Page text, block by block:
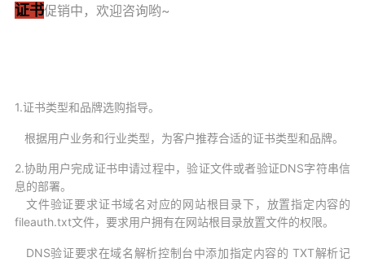
证书促销中，欢迎咨询哟~
1.证书类型和品牌选购指导。
根据用户业务和行业类型，为客户推荐合适的证书类型和品牌。
2.协助用户完成证书申请过程中，验证文件或者验证DNS字符串信
息的部署。
文件验证要求证书域名对应的网站根目录下，放置指定内容的
fileauth.txt文件，要求用户拥有在网站根目录放置文件的权限。
DNS验证要求在域名解析控制台中添加指定内容的 TXT解析记